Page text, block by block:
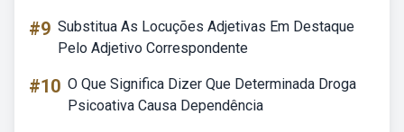
#9 Substitua As Locuções Adjetivas Em Destaque
Pelo Adjetivo Correspondente
#10 O Que Significa Dizer Que Determinada Droga
Psicoativa Causa Dependência